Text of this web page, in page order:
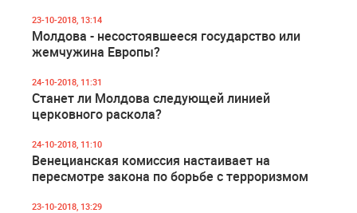
23-10-2018, 13:14
Молдова - несостоявшееся государство или
жемчужина Европы?
24-10-2018, 11:31
Станет ли Молдова следующей линией
церковного раскола?
24-10-2018, 11:10
Венецианская комиссия настаивает на
пересмотре закона по борьбе с терроризмом
23-10-2018, 13:29